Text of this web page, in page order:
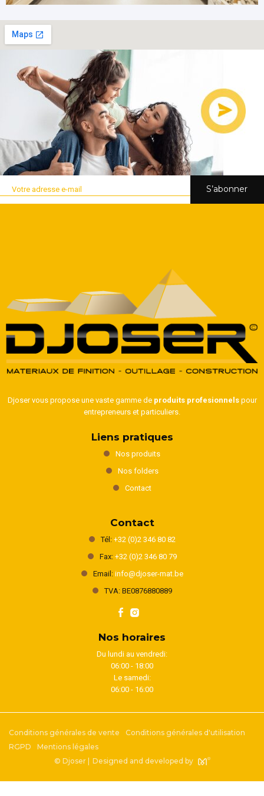
S’abonner
Djoser vous propose une vaste gamme de produits profesionnelspour
entrepreneurs et particuliers.
Liens pratiques
Nos produits
Nos folders
Contact
Contact
Tél: +32 (0)2 346 80 82
Fax: +32 (0)2 346 80 79
Email: info@djoser-mat.be
TVA: BE0876880889
Nos horaires
Du lundi au vendredi:
06:00 - 18:00
Le samedi:
06:00 - 16:00
Conditions générales de vente
Conditions générales d'utilisation
RGPD
Mentions légales
© Djoser |
Designed and developed by